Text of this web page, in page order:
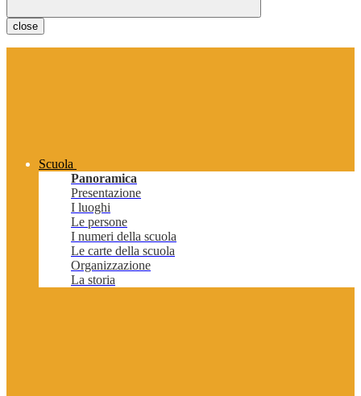
close
Scuola
Panoramica
Presentazione
I luoghi
Le persone
I numeri della scuola
Le carte della scuola
Organizzazione
La storia